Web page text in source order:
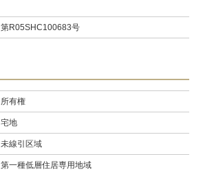
第R05SHC100683号
所有権
宅地
未線引区域
第一種低層住居専用地域